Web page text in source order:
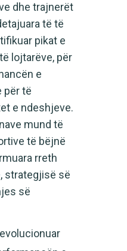
dhe trajnerët
të të
pikat e
lojtarëve, për
e
për të
e ndeshjeve.
mund të
të bëjnë
rreth
strategjisë së
së